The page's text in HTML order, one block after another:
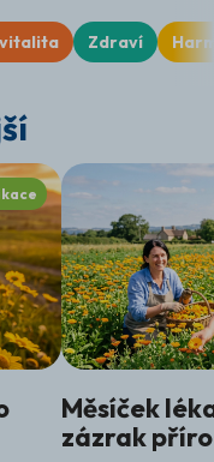
Zdraví
Měsíček
zázrak